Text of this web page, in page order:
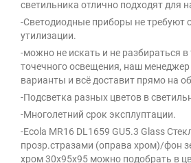
светильника отлично подходят для
-Светодиодные приборы не требуют
утилизации.
-можно не искать и не разбираться в
точечного освещения, наш
варианты и всё доставит прямо на
-Подсветка разных цветов в
-Многолетний срок эксплуптации.
-Ecola MR16 DL1659 GU5.3 Glass
прозр.стразами (оправа хром)/фон
хром 30x95x95 можно подобрать в